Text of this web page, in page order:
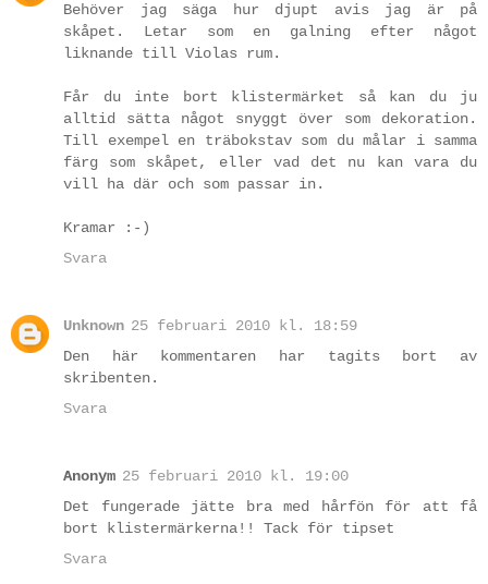
Behöver jag säga hur djupt avis jag är på
skåpet. Letar som en galning efter något
liknande till Violas rum.
Får du inte bort klistermärket så kan du ju
alltid sätta något snyggt över som dekoration.
Till exempel en träbokstav som du målar i samma
färg som skåpet, eller vad det nu kan vara du
vill ha där och som passar in.
Kramar :-)
Svara
Unknown 25 februari 2010 kl. 18:59
Den här kommentaren har tagits bort av
skribenten.
Svara
Anonym 25 februari 2010 kl. 19:00
Det fungerade jätte bra med hårfön för att få
bort klistermärkerna!! Tack för tipset
Svara